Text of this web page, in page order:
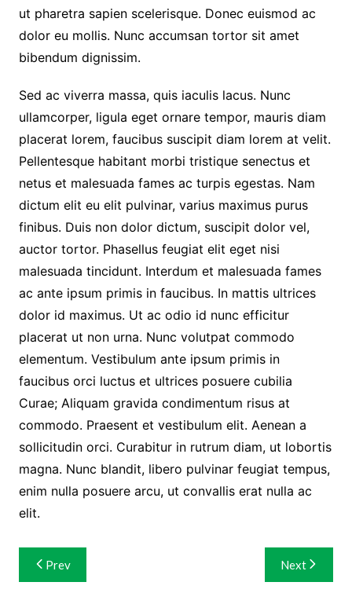
ut pharetra sapien scelerisque. Donec euismod ac
dolor eu mollis. Nunc accumsan tortor sit amet
bibendum dignissim.
Sed ac viverra massa, quis iaculis lacus. Nunc
ullamcorper, ligula eget ornare tempor, mauris diam
placerat lorem, faucibus suscipit diam lorem at velit.
Pellentesque habitant morbi tristique senectus et
netus et malesuada fames ac turpis egestas. Nam
dictum elit eu elit pulvinar, varius maximus purus
finibus. Duis non dolor dictum, suscipit dolor vel,
auctor tortor. Phasellus feugiat elit eget nisi
malesuada tincidunt. Interdum et malesuada fames
ac ante ipsum primis in faucibus. In mattis ultrices
dolor id maximus. Ut ac odio id nunc efficitur
placerat ut non urna. Nunc volutpat commodo
elementum. Vestibulum ante ipsum primis in
faucibus orci luctus et ultrices posuere cubilia
Curae; Aliquam gravida condimentum risus at
commodo. Praesent et vestibulum elit. Aenean a
sollicitudin orci. Curabitur in rutrum diam, ut lobortis
magna. Nunc blandit, libero pulvinar feugiat tempus,
enim nulla posuere arcu, ut convallis erat nulla ac
elit.
Navigasi
pos
Prev Next